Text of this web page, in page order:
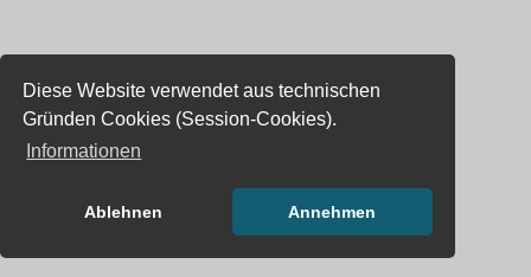
Diese Website verwendet aus technischen
Gründen Cookies (Session-Cookies).
Informationen
Ablehnen Annehmen